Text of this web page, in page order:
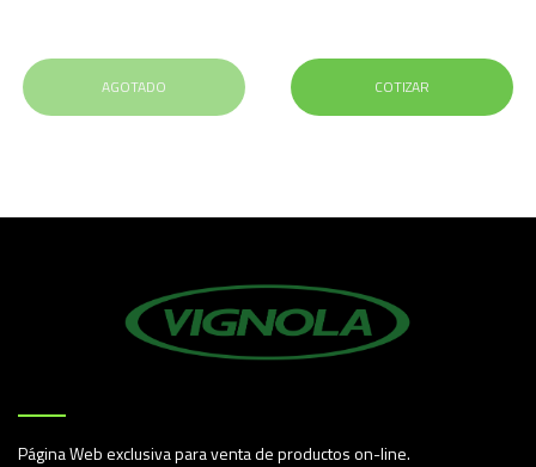
AGOTADO COTIZAR
Página Web exclusiva para venta de productos on-line.